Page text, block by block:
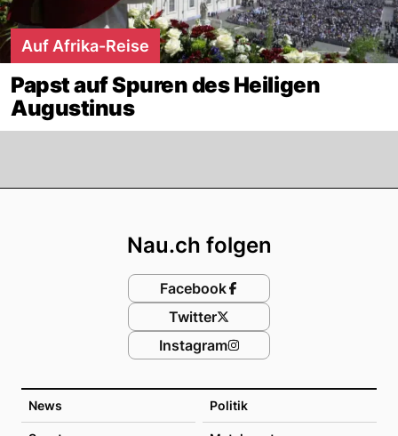
Auf Afrika-Reise
Papst auf Spuren des Heiligen
Augustinus
News Politik
Nau.ch folgen
Facebook
Twitter
Instagram